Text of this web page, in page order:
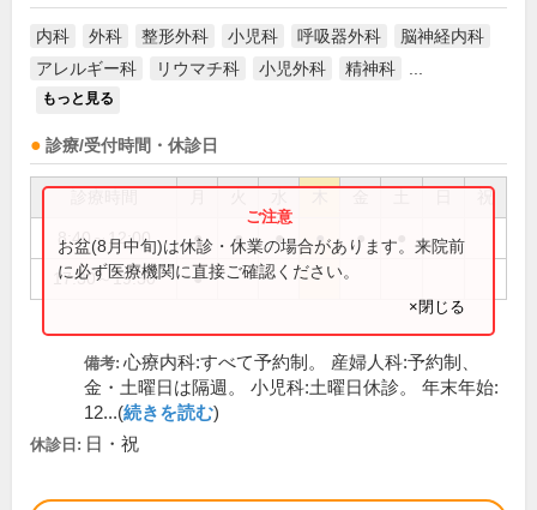
内科 外科 整形外科 小児科 呼吸器外科
脳神経内科
アレルギー科
リウマチ科 小児外科 精神科
もっと見る
診療/受付時間・休診日
祝
8:40～12:00 ● ● ● ● ●
17:30～19:30 ●
お盆(8月中旬)は休診・休業の場合があります。来院前
に必ず医療機関に直接ご確認ください。
×閉じる
備考: 心療内科:すべて予約制。 産婦人科:予約制、
金・土曜日は隔週。 小児科:土曜日休診。 年末年始:
12...(続きを読む)
休診日: 日・祝